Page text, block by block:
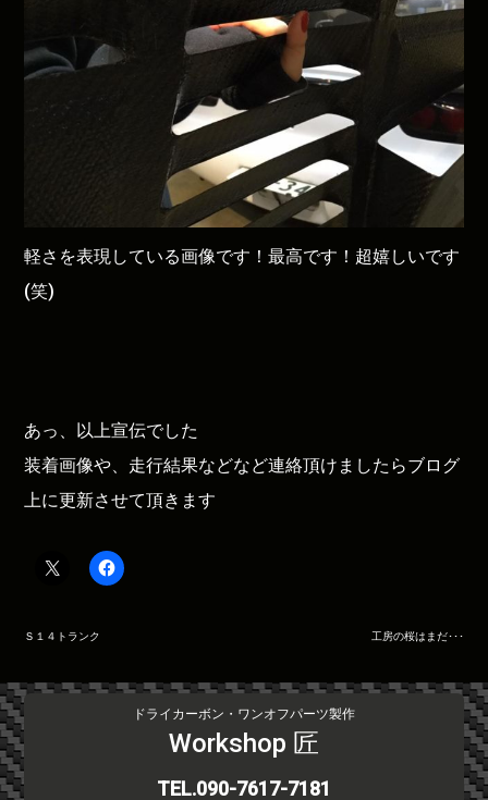
軽さを表現している画像です！最高です！超嬉しいです
(笑)
あっ、以上宣伝でした
装着画像や、走行結果などなど連絡頂けましたらブログ
上に更新させて頂きます
投
ナ
ビ
ゲ
ー
シ
Ｓ１４トランク 工房の桜はまだ･･･
ドライカーボン・ワンオフパーツ製作
Workshop 匠
TEL.090-7617-7181